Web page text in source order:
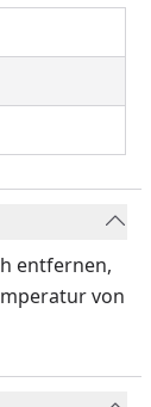
entfernen,
von